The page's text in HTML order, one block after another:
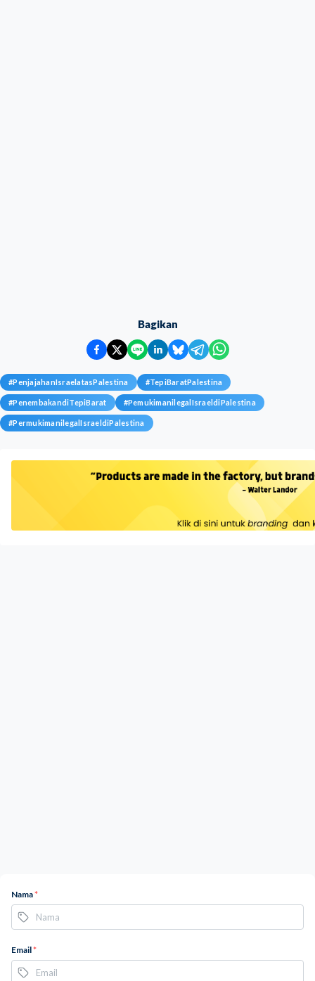
Bagikan
#PenjajahanIsraelatasPalestina #TepiBaratPalestina
#PenembakandiTepiBarat #PemukimanilegalIsraeldiPalestina
#PermukimanilegalIsraeldiPalestina
Nama*
Email*